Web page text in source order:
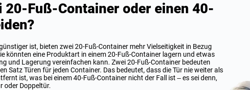
Fuß-Container oder einen 40-
ist, bieten zwei 20-Fuß-Container mehr Vielseitigkeit in Bezug
könnten eine Produktart in einem 20-Fuß-Container lagern und etwas
und Lagerung vereinfachen kann. Zwei 20-Fuß-Container bedeuten
Satz Türen für jeden Container. Das bedeutet, dass die Tür nie weiter als
ist, was bei einem 40-Fuß-Container nicht der Fall ist – es sei denn,
oder Doppeltür.